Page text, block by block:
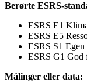
Berørte ESRS-
ESRS E1
ESRS E5
ESRS S1 Egen
ESRS G1 God
Målinger eller data: